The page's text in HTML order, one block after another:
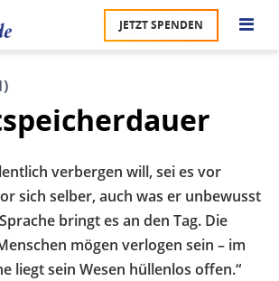
JETZT SPENDEN
verbergen will, sei es vor
sich selber, auch was er unbewusst
bringt es an den Tag. Die
mögen verlogen sein – im
liegt sein Wesen hüllenlos offen.“